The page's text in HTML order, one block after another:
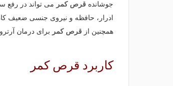
جوشانده قرص کمر می تواند در رفع
ادرار، حافظه و نیروی جنسی ضعیف
همچنین از قرص کمر برای درمان
کاربرد قرص کمر